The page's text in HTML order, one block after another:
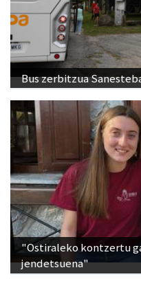
Bus zerbitzua
"Ostiraleko kontzertu
jendetsuena"